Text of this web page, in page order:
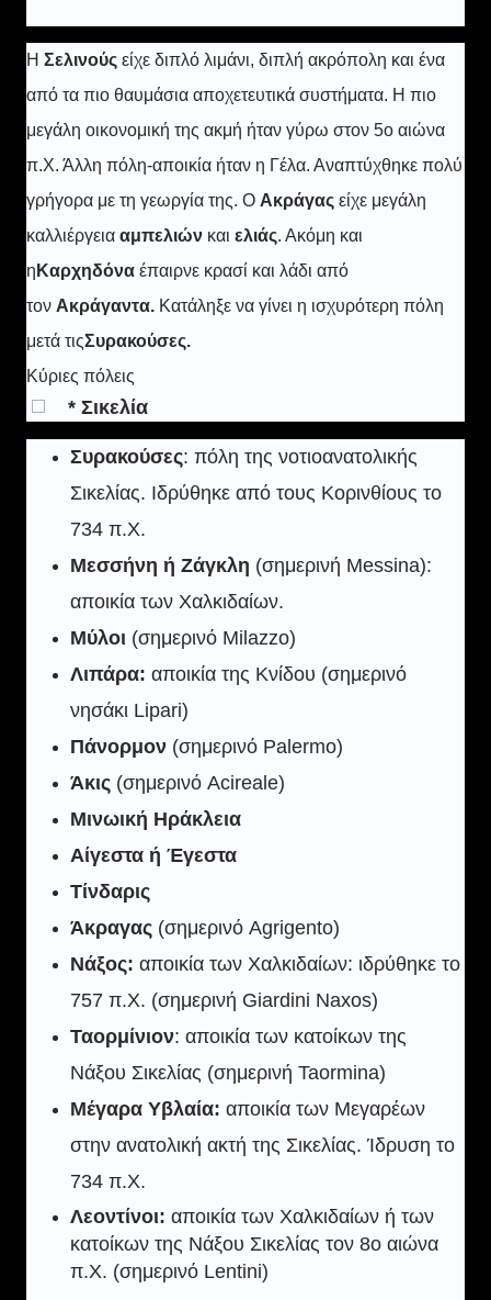
Η Σελινούς είχε διπλό λιμάνι, διπλή ακρόπολη και ένα
από τα πιο θαυμάσια αποχετευτικά συστήματα. Η πιο
μεγάλη οικονομική της ακμή ήταν γύρω στον 5ο αιώνα
π.Χ. Άλλη πόλη-αποικία ήταν η Γέλα. Αναπτύχθηκε πολύ
γρήγορα με τη γεωργία της. Ο Ακράγας είχε μεγάλη
καλλιέργεια αμπελιών και ελιάς. Ακόμη και
η Καρχηδόνα έπαιρνε κρασί και λάδι από
τον Ακράγαντα. Κατάληξε να γίνει η ισχυρότερη πόλη
μετά τιςΣυρακούσες.
Κύριες πόλεις
* Σικελία
Συρακούσες: πόλη της νοτιοανατολικής
Σικελίας. Ιδρύθηκε από τους Κορινθίους το
734 π.Χ.
Μεσσήνη ή Ζάγκλη (σημερινή Messina):
αποικία των Χαλκιδαίων.
Μύλοι (σημερινό Milazzo)
Λιπάρα: αποικία της Κνίδου (σημερινό
νησάκι Lipari)
Πάνορμον (σημερινό Palermo)
Άκις (σημερινό Acireale)
Μινωική Ηράκλεια
Αίγεστα ή Έγεστα
Τίνδαρις
Άκραγας (σημερινό Agrigento)
Νάξος: αποικία των Χαλκιδαίων: ιδρύθηκε το
757 π.Χ. (σημερινή Giardini Naxos)
Ταορμίνιον: αποικία των κατοίκων της
Νάξου Σικελίας (σημερινή Taormina)
Μέγαρα Υβλαία: αποικία των Μεγαρέων
στην ανατολική ακτή της Σικελίας. Ίδρυση το
734 π.Χ.
Λεοντίνοι: αποικία των Χαλκιδαίων ή των
κατοίκων της Νάξου Σικελίας τον 8ο αιώνα
π.Χ. (σημερινό Lentini)